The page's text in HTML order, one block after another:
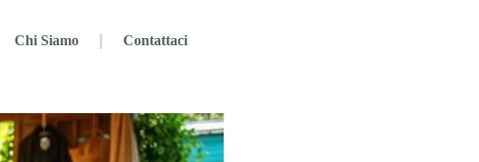
Chi Siamo Contattaci